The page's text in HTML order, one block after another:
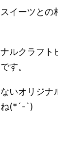
イーツとの
ルクラフト
す。
いオリジナ
ね(*´-`)